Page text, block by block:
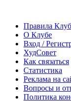
Правила
О Клубе
Вход /
ХудСовет
Как связаться
Статистика
Реклама на
Вопросы и
Политика